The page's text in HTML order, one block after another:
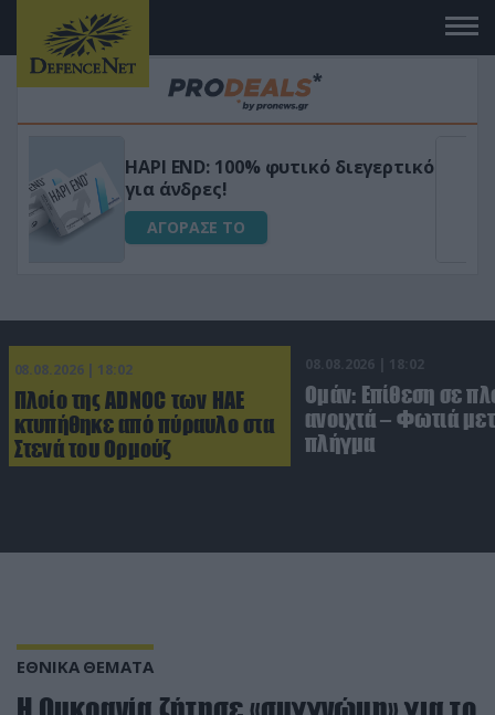
Μεταμόρφωσε τον κήπο σου με το
Ultra Box Μίνι Αλυσοπρίονο με
μπαταρία λιθίου
ΑΓΟΡΑΣΕ ΤΟ
08.08.2026 | 18:02
Πλοίο της ADNOC των ΗΑΕ
κτυπήθηκε από πύραυλο στα
Στενά του Ορμούζ
08.08.2026 | 18:02
Ομάν: Επίθεση σε
ανοιχτά – Φωτιά
πλήγμα
ΕΘΝΙΚΑ ΘΕΜΑΤΑ